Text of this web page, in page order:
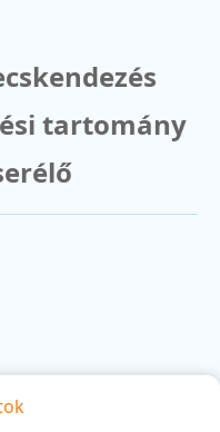
tartomány